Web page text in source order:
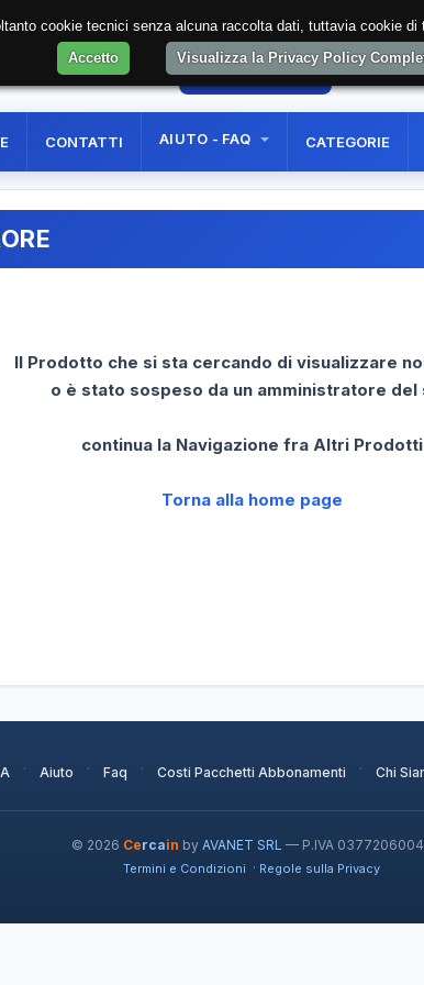
AREA RISERVATA
CONTATTI AIUTO - FAQ CATEGORIE
Il Prodotto che si sta cercando di visualizzare
o è stato sospeso da un amministratore del
continua la Navigazione fra Altri Prodotti
Torna alla home page
· Aiuto · Faq · Costi Pacchetti Abbonamenti · Chi
© 2026 Cercain by AVANET SRL — P.IVA
Termini e Condizioni · Regole sulla Privacy
cookie tecnici senza alcuna raccolta dati, tuttavia cookie
Accetto
Visualizza la Privacy Policy